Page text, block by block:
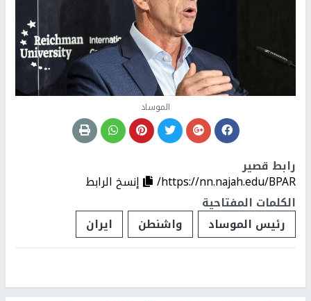
الموساد
رابط قصير
https://nn.najah.edu/BPAR/
إنسخ الرابط
الكلمات المفتاحية
رئيس الموساد
واشنطن ايران